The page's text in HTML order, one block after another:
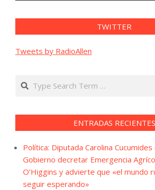
TWITTER
Tweets by RadioAllen
Search
ENTRADAS RECIENTES
Política: Diputada Carolina
Gobierno decretar Emergencia
O’Higgins y advierte que «el mundo
seguir esperando»